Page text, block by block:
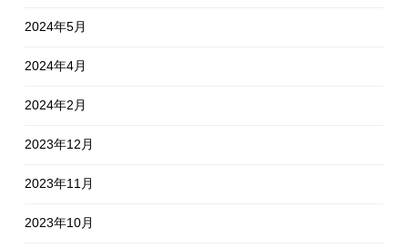
2024年5月
2024年4月
2024年2月
2023年12月
2023年11月
2023年10月